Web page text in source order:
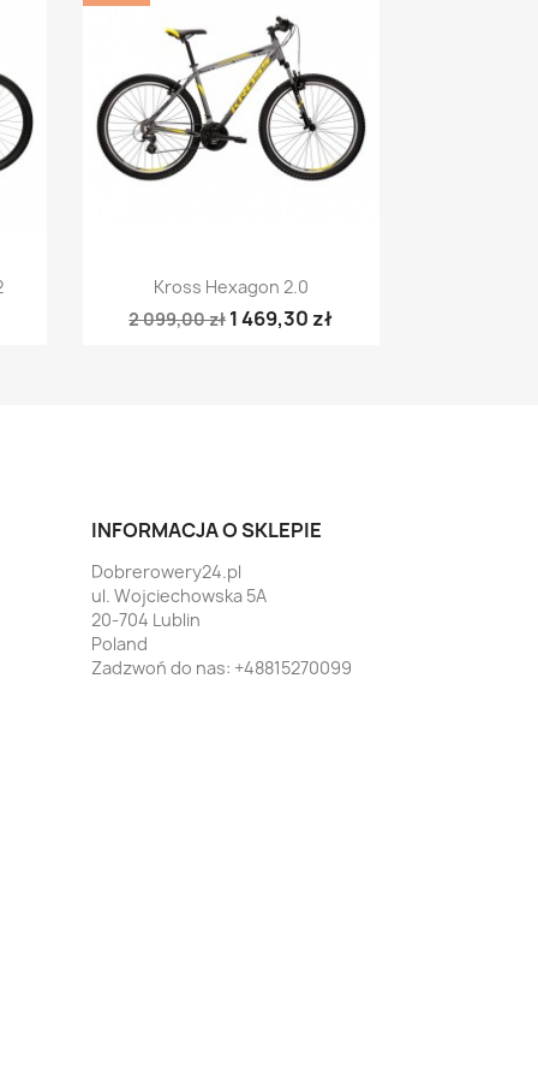
Szybki podgląd
Kross Hexagon 2.0
2 099,00 zł1 469,30 zł
INFORMACJA O SKLEPIE
Dobrerowery24.pl
ul. Wojciechowska 5A
20-704 Lublin
Poland
Zadzwoń do nas: +48815270099